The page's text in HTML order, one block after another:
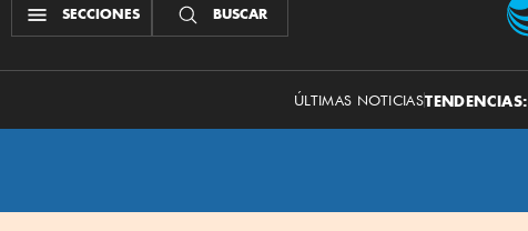
SECCIONES BUSCAR
ÚLTIMAS NOTICIASTENDENCIAS: